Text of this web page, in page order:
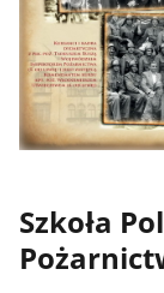
Szkoła